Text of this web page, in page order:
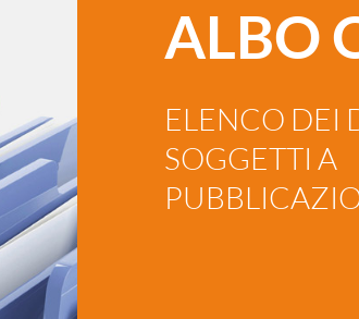
ALBO
ELENCO DEI
SOGGETTI A